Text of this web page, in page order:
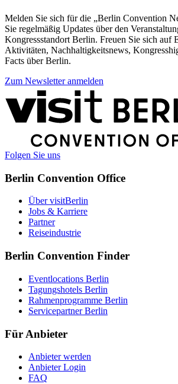
Melden Sie sich für die „Berlin Convention
Sie regelmäßig Updates über den
Kongressstandort Berlin. Freuen Sie sich auf
Aktivitäten, Nachhaltigkeitsnews,
Facts über Berlin.
Zum Newsletter anmelden
Weitere
Informationen
Folgen Sie uns
Berlin Convention Office
Über visitBerlin
Jobs & Karriere
Partner
Reiseindustrie
Berlin Convention Finder
Eventlocations Berlin
Tagungshotels Berlin
Rahmenprogramme Berlin
Servicepartner Berlin
Für Anbieter
Anbieter werden
Anbieter Login
FAQ